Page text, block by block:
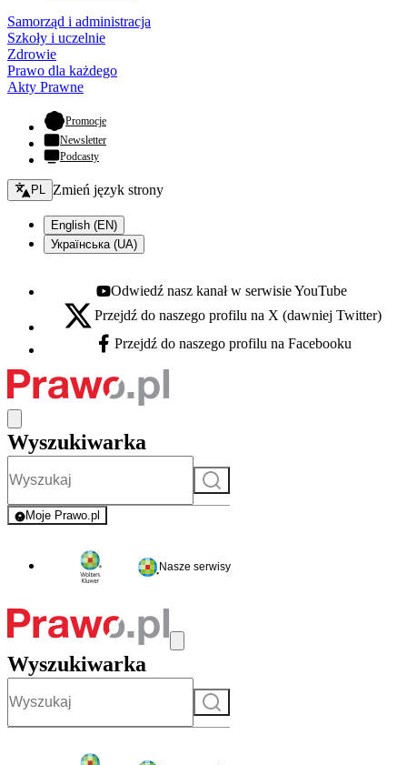
Samorząd i administracja
Szkoły i uczelnie
Zdrowie
Prawo dla każdego
Akty Prawne
Promocje- otwiera się w nowej karcie
Newsletter
Podcasty
Zmień język - bieżący:
PL Zmień język strony
English (EN)
Українська (UA)
Youtube - otwiera się w nowej karcie
Odwiedź nasz kanał w serwisie YouTube
X - otwiera się w nowej karcie
Przejdź do naszego profilu na X (dawniej Twitter)
Facebook - otwiera się w nowej karcie
Przejdź do naszego profilu na Facebooku
Wyszukiwarka
Szukaj
Moje Prawo.pl
- rejestracja i logowanie do serwisu
Nasze serwisy
Wyszukiwarka
Szukaj